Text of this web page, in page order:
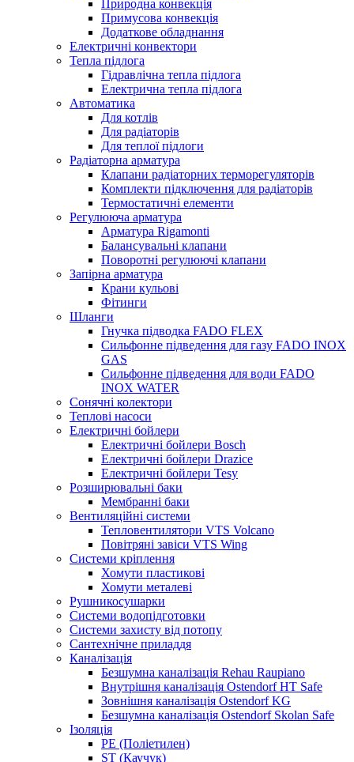
Природна конвекція
Примусова конвекція
Додаткове обладнання
Електричні конвектори
Тепла підлога
Гідравлічна тепла підлога
Електрична тепла підлога
Автоматика
Для котлів
Для радіаторів
Для теплої підлоги
Радіаторна арматура
Клапани радіаторних терморегуляторів
Комплекти підключення для радіаторів
Термостатичні елементи
Регулююча арматура
Арматура Rigamonti
Балансувальні клапани
Поворотні регулюючі клапани
Запірна арматура
Крани кульові
Фітинги
Шланги
Гнучка підводка FADO FLEX
Сильфонне підведення для газу FADO INOX
GAS
Сильфонне підведення для води FADO
INOX WATER
Сонячні колектори
Теплові насоси
Електричні бойлери
Електричні бойлери Bosch
Електричні бойлери Drazice
Електричні бойлери Tesy
Розширювальні баки
Мембранні баки
Вентиляційні системи
Тепловентилятори VTS Volcano
Повітряні завіси VTS Wing
Системи кріплення
Хомути пластикові
Хомути металеві
Рушникосушарки
Системи водопідготовки
Системи захисту від потопу
Сантехнічне приладдя
Каналізація
Безшумна каналізація Rehau Raupiano
Внутрішня каналізація Ostendorf HT Safe
Зовнішня каналізація Ostendorf KG
Безшумна каналізація Ostendorf Skolan Safe
Ізоляція
PE (Поліетилен)
ST (Каучук)